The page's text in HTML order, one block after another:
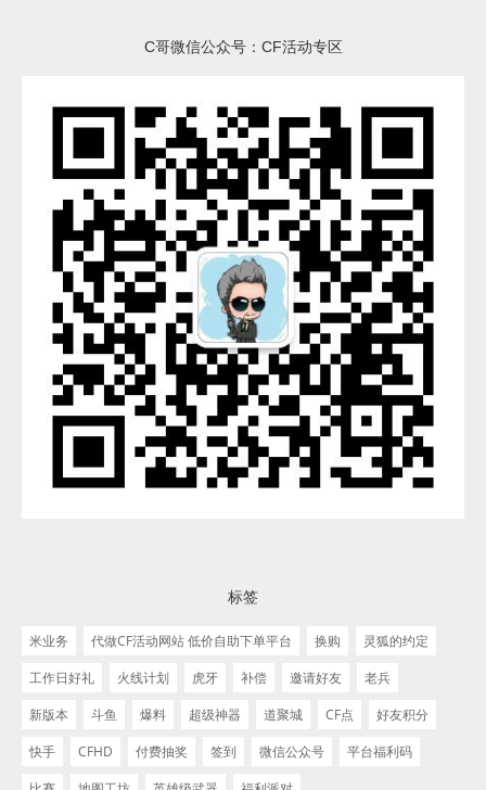
C哥微信公众号：CF活动专区
标签
米业务 代做CF活动网站 低价自助下单平台 换购
灵狐的约定
工作日好礼
火线计划 虎牙 补偿 邀请好友
老兵
新版本
斗鱼 爆料 超级神器 道聚城 CF点
好友积分
快手
CFHD 付费抽奖 签到 微信公众号
平台福利码